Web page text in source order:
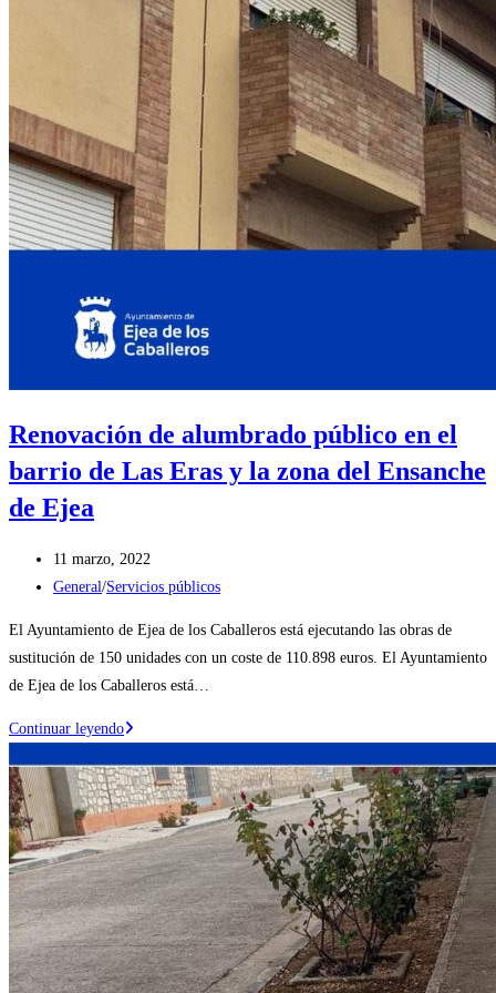
Ejea
Renovación de alumbrado público en el
barrio de Las Eras y la zona del Ensanche
de Ejea
Publicación
de
11 marzo, 2022
Categoría
General/Servicios públicos
El Ayuntamiento de Ejea de los Caballeros está ejecutando las obras de
sustitución de 150 unidades con un coste de 110.898 euros. El Ayuntamiento
de Ejea de los Caballeros está…
Continuar leyendoRenovación
alumbrado
público
en
el
barrio
de
Las
Eras